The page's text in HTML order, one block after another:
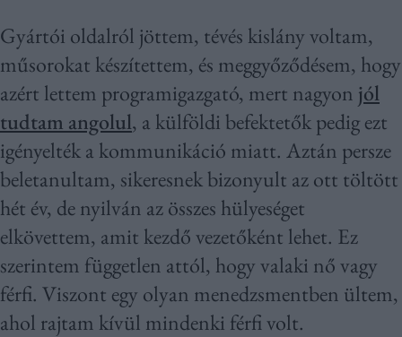
Gyártói oldalról jöttem, tévés kislány voltam,
műsorokat készítettem, és meggyőződésem, hogy
azért lettem programigazgató, mert nagyon jól
tudtam angolul, a külföldi befektetők pedig ezt
igényelték a kommunikáció miatt. Aztán persze
beletanultam, sikeresnek bizonyult az ott töltött
hét év, de nyilván az összes hülyeséget
elkövettem, amit kezdő vezetőként lehet. Ez
szerintem független attól, hogy valaki nő vagy
férfi. Viszont egy olyan menedzsmentben ültem,
ahol rajtam kívül mindenki férfi volt.